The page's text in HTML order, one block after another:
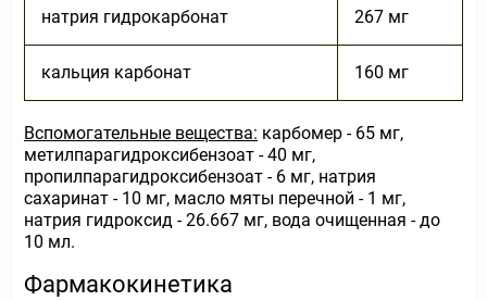
натрия гидрокарбонат 267 мг
кальция карбонат 160 мг
Вспомогательные вещества: карбомер - 65 мг,
метилпарагидроксибензоат - 40 мг,
пропилпарагидроксибензоат - 6 мг, натрия
сахаринат - 10 мг, масло мяты перечной - 1 мг,
натрия гидроксид - 26.667 мг, вода очищенная - до
10 мл.
Фармакокинетика